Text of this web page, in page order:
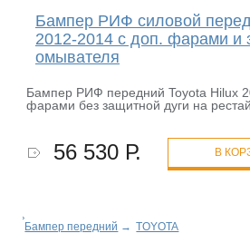
Бампер РИФ силовой
2012-2014 с доп. фарами и
омывателя
Бампер РИФ передний Toyota Hilux
фарами без защитной дуги на
56 530 Р. В
Бампер передний → TOYOTA